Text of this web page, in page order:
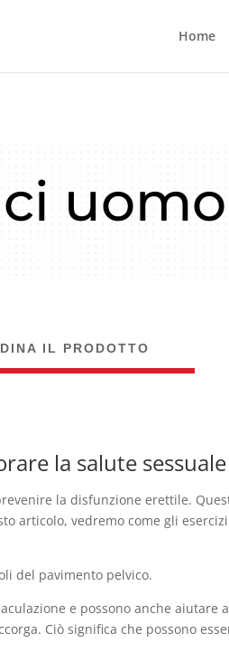
Home
IL PRODOTTO
la salute sessuale
la disfunzione erettile.
articolo, vedremo come gli
del pavimento pelvico.
e possono anche aiutare
Ciò significa che possono